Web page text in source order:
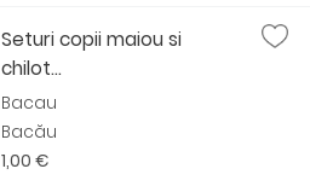
Seturi copii maiou si
chilot...
Bacau
Bacău
1,00 €